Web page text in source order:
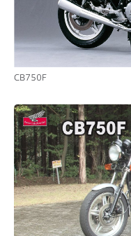
CB750F